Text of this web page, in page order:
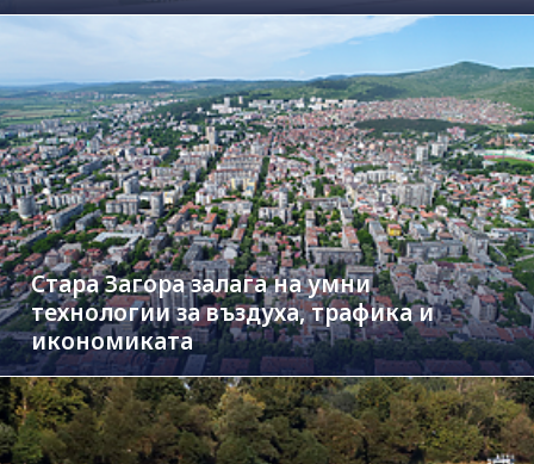
Стара Загора залага на умни
технологии за въздуха, трафика и
икономиката